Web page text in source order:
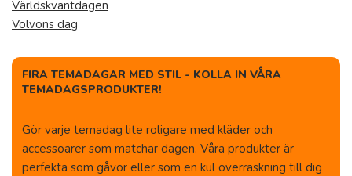
Världskvantdagen
Volvons dag
FIRA TEMADAGAR MED STIL - KOLLA IN VÅRA
TEMADAGSPRODUKTER!
Gör varje temadag lite roligare med kläder och
accessoarer som matchar dagen. Våra produkter är
perfekta som gåvor eller som en kul överraskning till dig